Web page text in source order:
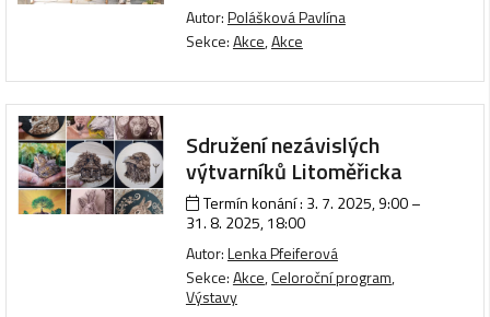
Autor:Polášková Pavlína
Sekce:Akce,Akce
Sdružení nezávislých
výtvarníků Litoměřicka
Termín konání : 3. 7. 2025, 9:00–
31. 8. 2025, 18:00
Autor:Lenka Pfeiferová
Sekce:Akce,Celoroční program,
Výstavy